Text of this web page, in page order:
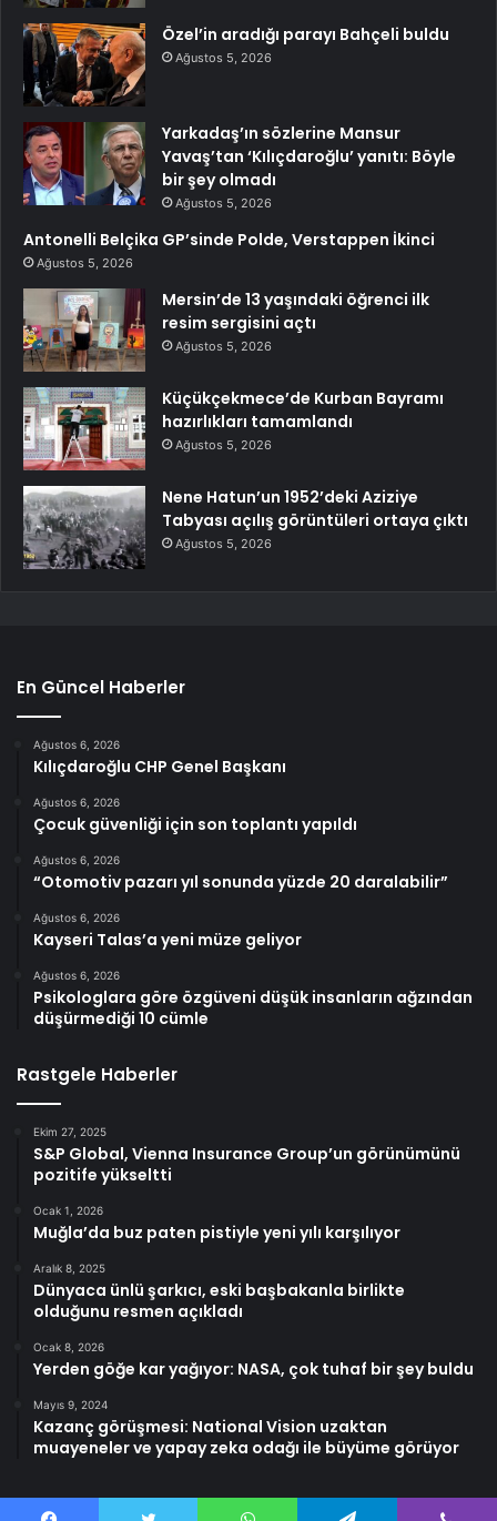
Özel’in aradığı parayı Bahçeli buldu
Ağustos 5, 2026
Yarkadaş’ın sözlerine Mansur
Yavaş’tan ‘Kılıçdaroğlu’ yanıtı: Böyle
bir şey olmadı
Ağustos 5, 2026
Antonelli Belçika GP’sinde Polde, Verstappen İkinci
Ağustos 5, 2026
Mersin’de 13 yaşındaki öğrenci ilk
resim sergisini açtı
Ağustos 5, 2026
Küçükçekmece’de Kurban Bayramı
hazırlıkları tamamlandı
Ağustos 5, 2026
Nene Hatun’un 1952’deki Aziziye
Tabyası açılış görüntüleri ortaya çıktı
Ağustos 5, 2026
En Güncel Haberler
Ağustos 6, 2026
Kılıçdaroğlu CHP Genel Başkanı
Ağustos 6, 2026
Çocuk güvenliği için son toplantı yapıldı
Ağustos 6, 2026
“Otomotiv pazarı yıl sonunda yüzde 20 daralabilir”
Ağustos 6, 2026
Kayseri Talas’a yeni müze geliyor
Ağustos 6, 2026
Psikologlara göre özgüveni düşük insanların ağzından
düşürmediği 10 cümle
Rastgele Haberler
Ekim 27, 2025
S&P Global, Vienna Insurance Group’un görünümünü
pozitife yükseltti
Ocak 1, 2026
Muğla’da buz paten pistiyle yeni yılı karşılıyor
Aralık 8, 2025
Dünyaca ünlü şarkıcı, eski başbakanla birlikte
olduğunu resmen açıkladı
Ocak 8, 2026
Yerden göğe kar yağıyor: NASA, çok tuhaf bir şey buldu
Mayıs 9, 2024
Kazanç görüşmesi: National Vision uzaktan
muayeneler ve yapay zeka odağı ile büyüme görüyor